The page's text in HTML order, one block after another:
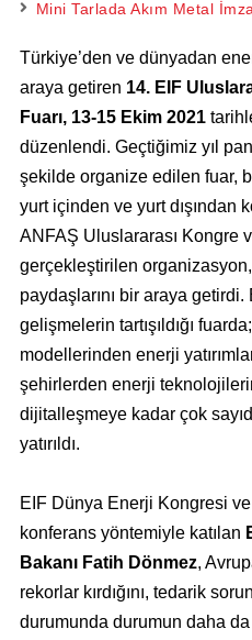
Mini Tarlada Akım Metal
Türkiye’den ve dünyadan
araya getiren 14. EIF
Fuarı, 13-15 Ekim 2021
düzenlendi. Geçtiğimiz yıl
şekilde organize edilen fuar,
yurt içinden ve yurt dışından
ANFAŞ Uluslararası Kongre
gerçekleştirilen
paydaşlarını bir araya
gelişmelerin tartışıldığı
modellerinden enerji
şehirlerden enerji
dijitalleşmeye kadar çok
yatırıldı.
EIF Dünya Enerji Kongresi ve
konferans yöntemiyle katılan
Bakanı Fatih Dönmez,
rekorlar kırdığını, tedarik
durumunda durumun daha